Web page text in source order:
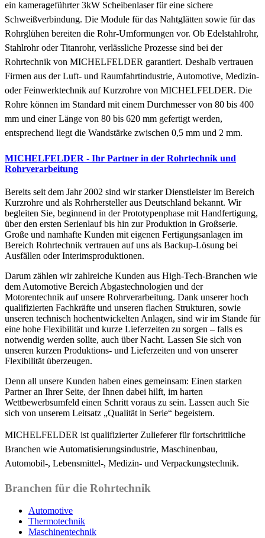
ein kamerageführter 3kW Scheibenlaser für eine sichere
Schweißverbindung. Die Module für das Nahtglätten sowie für das
Rohrglühen bereiten die Rohr-Umformungen vor. Ob Edelstahlrohr,
Stahlrohr oder Titanrohr, verlässliche Prozesse sind bei der
Rohrtechnik von MICHELFELDER garantiert. Deshalb vertrauen
Firmen aus der Luft- und Raumfahrtindustrie, Automotive, Medizin-
oder Feinwerktechnik auf Kurzrohre von MICHELFELDER. Die
Rohre können im Standard mit einem Durchmesser von 80 bis 400
mm und einer Länge von 80 bis 620 mm gefertigt werden,
entsprechend liegt die Wandstärke zwischen 0,5 mm und 2 mm.
MICHELFELDER - Ihr Partner in der Rohrtechnik und
Rohrverarbeitung
Bereits seit dem Jahr 2002 sind wir starker Dienstleister im Bereich
Kurzrohre und als Rohrhersteller aus Deutschland bekannt. Wir
begleiten Sie, beginnend in der Prototypenphase mit Handfertigung,
über den ersten Serienlauf bis hin zur Produktion in Großserie.
Große und namhafte Kunden mit eigenen Fertigungsanlagen im
Bereich Rohrtechnik vertrauen auf uns als Backup-Lösung bei
Ausfällen oder Interimsproduktionen.
Darum zählen wir zahlreiche Kunden aus High-Tech-Branchen wie
dem Automotive Bereich Abgastechnologien und der
Motorentechnik auf unsere Rohrverarbeitung. Dank unserer hoch
qualifizierten Fachkräfte und unseren flachen Strukturen, sowie
unseren technisch hochentwickelten Anlagen, sind wir im Stande für
eine hohe Flexibilität und kurze Lieferzeiten zu sorgen – falls es
notwendig werden sollte, auch über Nacht. Lassen Sie sich von
unseren kurzen Produktions- und Lieferzeiten und von unserer
Flexibilität überzeugen.
Denn all unsere Kunden haben eines gemeinsam: Einen starken
Partner an Ihrer Seite, der Ihnen dabei hilft, im harten
Wettbewerbsumfeld einen Schritt voraus zu sein. Lassen auch Sie
sich von unserem Leitsatz „Qualität in Serie“ begeistern.
MICHELFELDER ist qualifizierter Zulieferer für fortschrittliche
Branchen wie Automatisierungsindustrie, Maschinenbau,
Automobil-, Lebensmittel-, Medizin- und Verpackungstechnik.
Branchen für die Rohrtechnik
Automotive
Thermotechnik
Maschinentechnik